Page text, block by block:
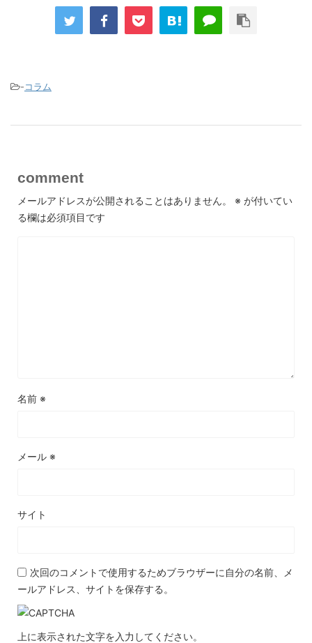
-コラム
comment
メールアドレスが公開されることはありません。 ※ が付いてい
る欄は必須項目です
名前 ※
メール ※
サイト
次回のコメントで使用するためブラウザーに自分の名前、メ
ールアドレス、サイトを保存する。
上に表示された文字を入力してください。